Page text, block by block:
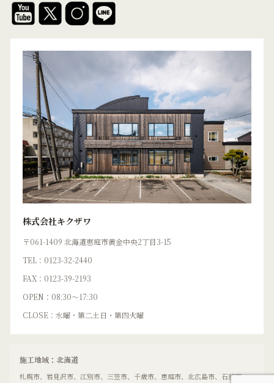
株式会社キクザワ
〒061-1409 北海道恵庭市黄金中央2丁目3-15
TEL：0123-32-2440
FAX：0123-39-2193
OPEN：08:30〜17:30
CLOSE：水曜・第二土日・第四火曜
施工地域：北海道
札幌市、岩見沢市、江別市、三笠市、千歳市、恵庭市、北広島市、石狩市、